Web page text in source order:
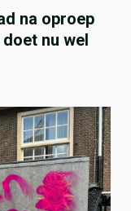
na oproep
nu wel